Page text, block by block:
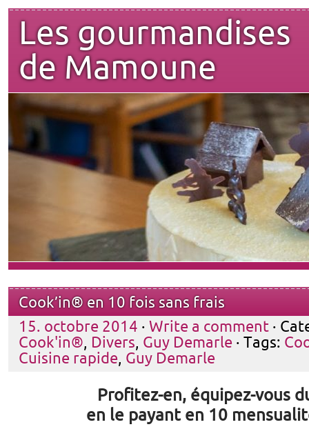
Les gourmandises
de Mamoune
Cook’in® en 10 fois sans frais
15. octobre 2014 · Write a comment ·
Cook'in®, Divers, Guy Demarle · Tags:
Cuisine rapide, Guy Demarle
Profitez-en, équipez-vous
en le payant en 10